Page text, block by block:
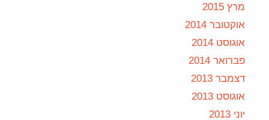
מרץ 2015
אוקטובר 2014
אוגוסט 2014
פברואר 2014
דצמבר 2013
אוגוסט 2013
יוני 2013